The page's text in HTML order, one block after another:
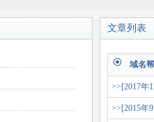
文章列表
域名
>>[2017年
>>[2015年